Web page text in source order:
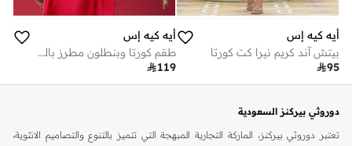
أيه كيه إس
بيتش آند كريم نيرا كت كورتا
95
أيه كيه إس
طقم كورتا وبنطلون مطرز باللونين الأحمر والأزرق مع دوباتا مطبوعة
119
دوروثي بيركنز السعودية
تعتبر دوروثي بيركنز، الماركة التجارية المبهجة التي تتميز بالتنوع والتصاميم الانثوية،